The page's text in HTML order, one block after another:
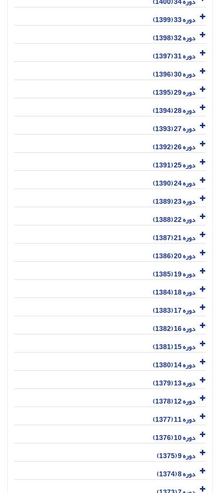
دوره 33 (1399)
دوره 32 (1398)
دوره 31 (1397)
دوره 30 (1396)
دوره 29 (1395)
دوره 28 (1394)
دوره 27 (1393)
دوره 26 (1392)
دوره 25 (1391)
دوره 24 (1390)
دوره 23 (1389)
دوره 22 (1388)
دوره 21 (1387)
دوره 20 (1386)
دوره 19 (1385)
دوره 18 (1384)
دوره 17 (1383)
دوره 16 (1382)
دوره 15 (1381)
دوره 14 (1380)
دوره 13 (1379)
دوره 12 (1378)
دوره 11 (1377)
دوره 10 (1376)
دوره 9 (1375)
دوره 8 (1374)